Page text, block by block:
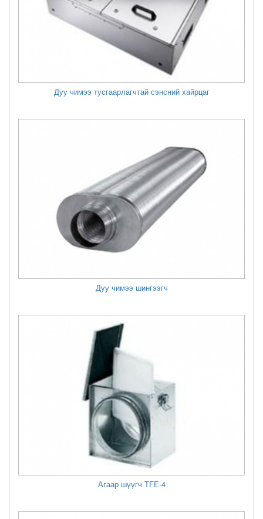
Дуу чимээ тусгаарлагчтай сэнсний хайрцаг
Дуу чимээ шингээгч
Агаар шүүгч TFE-4